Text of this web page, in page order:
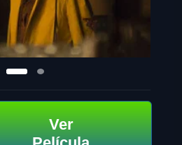
Ver